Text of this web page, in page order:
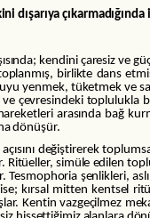
dışarıya
kendini çaresiz ve
birlikte dans
yenmek, tüketmek ve
çevresindeki
arasında bağ
dönüşür.
değiştirerek
Ritüeller, simüle edilen
şenlikleri,
kırsal mitten
Kentin vazgeçilmez